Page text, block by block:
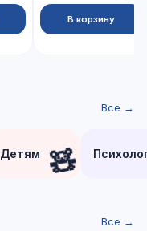
В корзину
Все →
Детям 🧸
Все →